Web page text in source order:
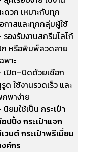
ดวก เหมาะกับทุก
กาสและทุกกลุ่มผู้ใช้
รองรับงานสกรีนโลโก้
หรือพิมพ์ลวดลาย
พาะ
เปิด–ปิดด้วยเชือก
ด ใช้งานรวดเร็ว และ
พาง่าย
นิยมใช้เป็น กระเป๋า
ปปิ้ง กระเป๋าแจก
วนต์ กระเป๋าพรีเมี่ยม
ค์กร